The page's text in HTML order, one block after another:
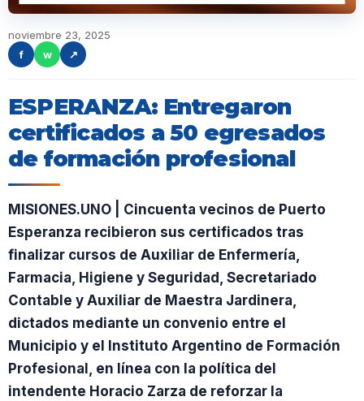
noviembre 23, 2025
f
w ↗
ESPERANZA: Entregaron
certificados a 50 egresados
de formación profesional
MISIONES.UNO | Cincuenta vecinos de Puerto
Esperanza recibieron sus certificados tras
finalizar cursos de Auxiliar de Enfermería,
Farmacia, Higiene y Seguridad, Secretariado
Contable y Auxiliar de Maestra Jardinera,
dictados mediante un convenio entre el
Municipio y el Instituto Argentino de Formación
Profesional, en línea con la política del
intendente Horacio Zarza de reforzar la